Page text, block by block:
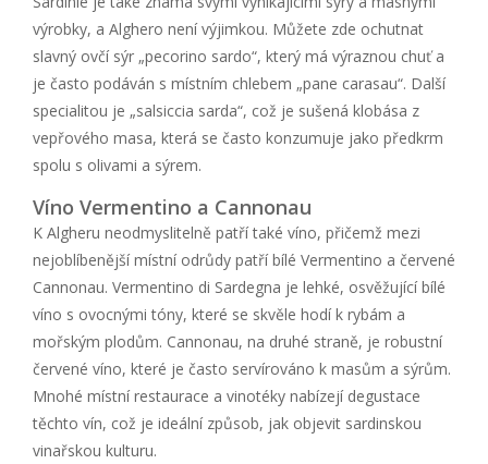
výrobky, a Alghero není výjimkou. Můžete zde ochutnat
slavný ovčí sýr „pecorino sardo“, který má výraznou chuť a
je často podáván s místním chlebem „pane carasau“. Další
specialitou je „salsiccia sarda“, což je sušená klobása z
vepřového masa, která se často konzumuje jako předkrm
spolu s olivami a sýrem.
Víno Vermentino a Cannonau
K Algheru neodmyslitelně patří také víno, přičemž mezi
nejoblíbenější místní odrůdy patří bílé Vermentino a červené
Cannonau. Vermentino di Sardegna je lehké, osvěžující bílé
víno s ovocnými tóny, které se skvěle hodí k rybám a
mořským plodům. Cannonau, na druhé straně, je robustní
červené víno, které je často servírováno k masům a sýrům.
Mnohé místní restaurace a vinotéky nabízejí degustace
těchto vín, což je ideální způsob, jak objevit sardinskou
vinařskou kulturu.